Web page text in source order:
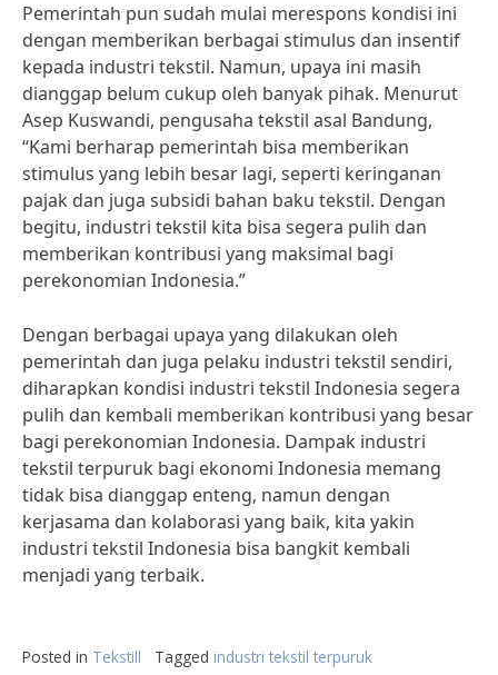
Pemerintah pun sudah mulai merespons kondisi ini
dengan memberikan berbagai stimulus dan insentif
kepada industri tekstil. Namun, upaya ini masih
dianggap belum cukup oleh banyak pihak. Menurut
Asep Kuswandi, pengusaha tekstil asal Bandung,
“Kami berharap pemerintah bisa memberikan
stimulus yang lebih besar lagi, seperti keringanan
pajak dan juga subsidi bahan baku tekstil. Dengan
begitu, industri tekstil kita bisa segera pulih dan
memberikan kontribusi yang maksimal bagi
perekonomian Indonesia.”
Dengan berbagai upaya yang dilakukan oleh
pemerintah dan juga pelaku industri tekstil sendiri,
diharapkan kondisi industri tekstil Indonesia segera
pulih dan kembali memberikan kontribusi yang besar
bagi perekonomian Indonesia. Dampak industri
tekstil terpuruk bagi ekonomi Indonesia memang
tidak bisa dianggap enteng, namun dengan
kerjasama dan kolaborasi yang baik, kita yakin
industri tekstil Indonesia bisa bangkit kembali
menjadi yang terbaik.
Posted in Tekstill Tagged industri tekstil terpuruk